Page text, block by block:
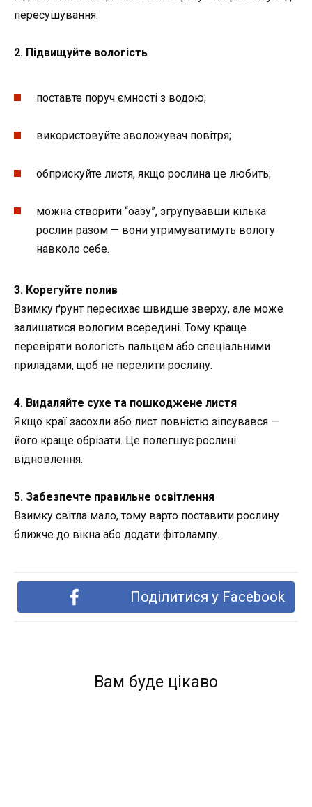
пересушування.
2. Підвищуйте вологість
поставте поруч ємності з водою;
використовуйте зволожувач повітря;
обприскуйте листя, якщо рослина це любить;
можна створити “оазу”, згрупувавши кілька
рослин разом — вони утримуватимуть вологу
навколо себе.
3. Корегуйте полив
Взимку ґрунт пересихає швидше зверху, але може
залишатися вологим всередині. Тому краще
перевіряти вологість пальцем або спеціальними
приладами, щоб не перелити рослину.
4. Видаляйте сухе та пошкоджене листя
Якщо краї засохли або лист повністю зіпсувався —
його краще обрізати. Це полегшує рослині
відновлення.
5. Забезпечте правильне освітлення
Взимку світла мало, тому варто поставити рослину
ближче до вікна або додати фітолампу.
Поділитися у Facebook
Вам буде цікаво